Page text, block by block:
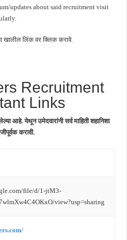
updates about said recruitment visit
खालील लिंक वर क्लिक करावे.
Recruitment
Links
आहे. येथून उमेदवारांनी सर्व माहिती शहानिशा
करावी.
file/d/1-jtM3-
view?usp=sharing